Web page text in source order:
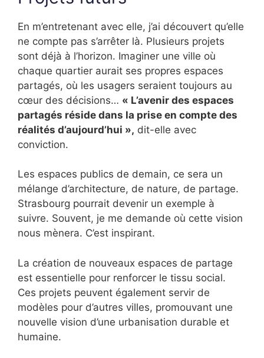
En m’entretenant avec elle, j’ai découvert qu’elle
ne compte pas s’arrêter là. Plusieurs projets
sont déjà à l’horizon. Imaginer une ville où
chaque quartier aurait ses propres espaces
partagés, où les usagers seraient toujours au
cœur des décisions… « L’avenir des espaces
partagés réside dans la prise en compte des
réalités d’aujourd’hui », dit-elle avec
conviction.
Les espaces publics de demain, ce sera un
mélange d’architecture, de nature, de partage.
Strasbourg pourrait devenir un exemple à
suivre. Souvent, je me demande où cette vision
nous mènera. C’est inspirant.
La création de nouveaux espaces de partage
est essentielle pour renforcer le tissu social.
Ces projets peuvent également servir de
modèles pour d’autres villes, promouvant une
nouvelle vision d’une urbanisation durable et
humaine.